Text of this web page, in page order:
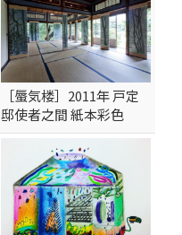
［蜃気楼］2011年 戸定
邸使者之間 紙本彩色